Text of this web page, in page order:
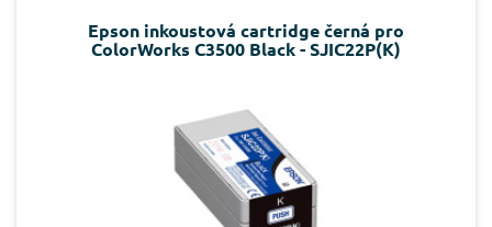
Epson inkoustová cartridge černá pro
ColorWorks C3500 Black - SJIC22P(K)